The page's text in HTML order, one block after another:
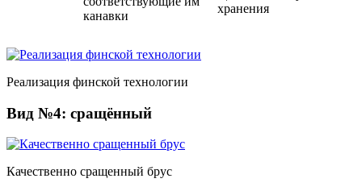
канавки
хранения
Реализация финской технологии
Вид №4: сращённый
Качественно сращенный брус